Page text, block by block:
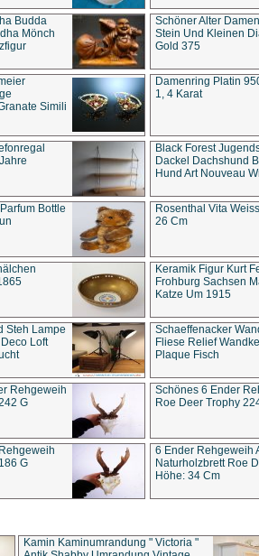
Budda
Mönch
Schöner Alter
Stein Und Kleinen
Gold 375
Simili
Damenring Platin
1, 4 Karat
Black Forest
Dackel Dachshund
Hund Art Nouveau
Bottle
Rosenthal Vita
26 Cm
Keramik Figur Kurt
Frohburg Sachsen
Katze Um 1915
Steh Lampe
Loft
Schaeffenacker
Fliese Relief
Plaque Fisch
Rehgeweih
G
Schönes 6 Ender
Roe Deer Trophy
G
6 Ender Rehgeweih
Naturholzbrett Roe
Höhe: 34 Cm
Kamin Kaminumrandung " Victoria "